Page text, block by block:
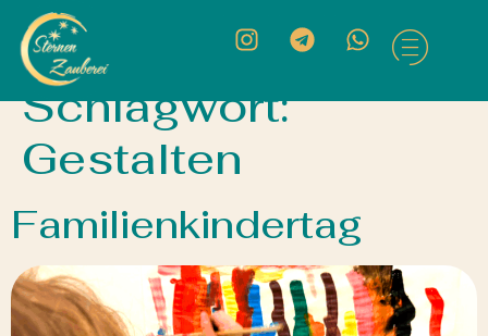
Schlagwort:
Gestalten
Familienkindertag